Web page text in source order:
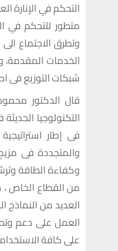
متطور للتحكم في
وتطرق الاجتماع
الخدمات المقدمة،
شبكات التوزيع فى
قال الدكتور
التكنولوجيا
فى إطار
وكفاءة الطاقة
من القطاع الخاص ،
العديد من النماذج
العمل على دعم
على كافة